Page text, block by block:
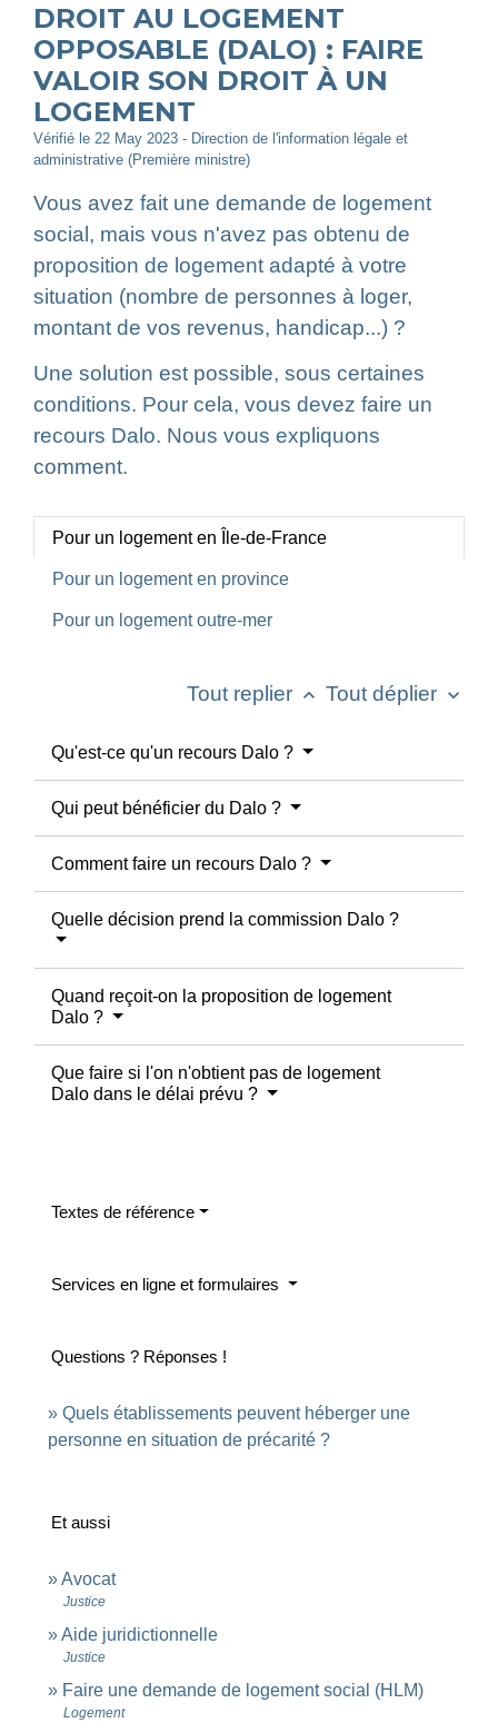
DROIT AU LOGEMENT
OPPOSABLE (DALO) : FAIRE
VALOIR SON DROIT À UN
LOGEMENT
Vérifié le 22 May 2023 - Direction de l'information légale et
administrative (Première ministre)
Vous avez fait une demande de logement
social, mais vous n'avez pas obtenu de
proposition de logement adapté à votre
situation (nombre de personnes à loger,
montant de vos revenus, handicap...) ?
Une solution est possible, sous certaines
conditions. Pour cela, vous devez faire un
recours Dalo. Nous vous expliquons
comment.
Pour un logement en Île-de-France
Pour un logement en province
Pour un logement outre-mer
Tout replier keyboard_arrow_up Tout déplier keyboard_arrow_down
Qu'est-ce qu'un recours Dalo ?
Qui peut bénéficier du Dalo ?
Comment faire un recours Dalo ?
Quelle décision prend la commission Dalo ?
Quand reçoit-on la proposition de logement
Dalo ?
Que faire si l'on n'obtient pas de logement
Dalo dans le délai prévu ?
Textes de référence
Services en ligne et formulaires
Questions ? Réponses !
Quels établissements peuvent héberger une
personne en situation de précarité ?
Et aussi
Avocat
Justice
Aide juridictionnelle
Justice
Faire une demande de logement social (HLM)
Logement